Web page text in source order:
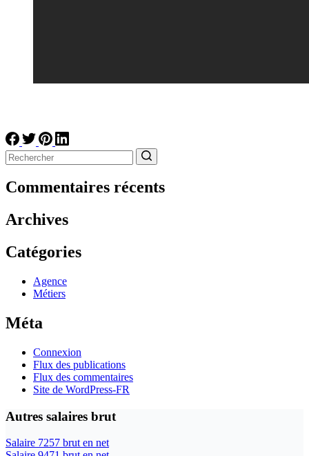
résultat
Commentaires récents
Archives
Catégories
Agence
Métiers
Méta
Connexion
Flux des publications
Flux des commentaires
Site de WordPress-FR
Autres salaires brut
Salaire 7257 brut en net